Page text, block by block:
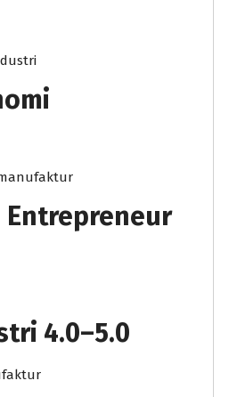
Entrepreneur
4.0–5.0